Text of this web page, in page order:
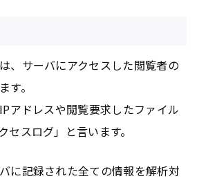
、サーバにアクセスした閲覧者の
す。
アドレスや閲覧要求したファイル
セスログ」と言います。
に記録された全ての情報を解析対